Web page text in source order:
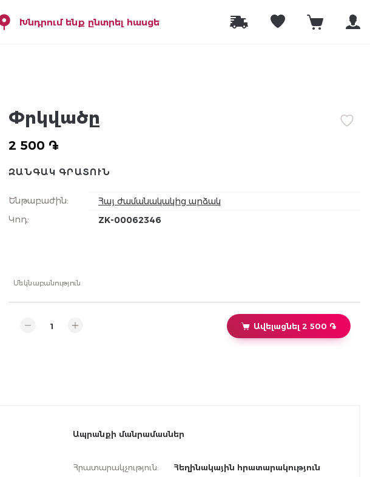
Խնդրում ենք ընտրել հասցե
Փրկվածը
2 500 ֏
ԶԱՆԳԱԿ ԳՐԱՏՈՒՆ
Ենթաբաժին:
Հայ ժամանակակից արձակ
Կոդ: ZK-00062346
Մեկնաբանություն
Ավելացնել 2 500 ֏
Ապրանքի մանրամասներ
Հրատարակչություն: Հեղինակային հրատարակություն